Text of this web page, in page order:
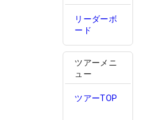
リーダーボ
ード
ツアーメニ
ュー
ツアーTOP